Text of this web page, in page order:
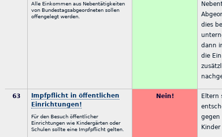
Alle Einkommen aus Nebentätigkeiten
von Bundestagsabgeordneten sollen
offengelegt werden.
dies
dann
die
63
Impfpflicht in öffentlichen
Einrichtungen!
Für den Besuch öffentlicher
Einrichtungen wie Kindergärten oder
Schulen sollte eine Impfpflicht gelten.
Nein!
Eltern
gegen